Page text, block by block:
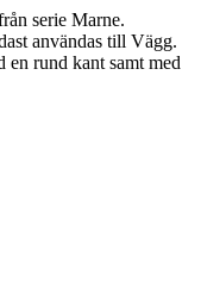
serie Marne.
användas till Vägg.
en rund kant samt med